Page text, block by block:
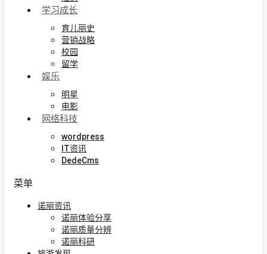
学习成长
育儿丽史
营销战略
校园
留学
娱乐
明星
电影
网络科技
wordpress
IT资讯
DedeCms
菜单
诺丽资讯
诺丽体验分享
诺丽质量分辨
诺丽科研